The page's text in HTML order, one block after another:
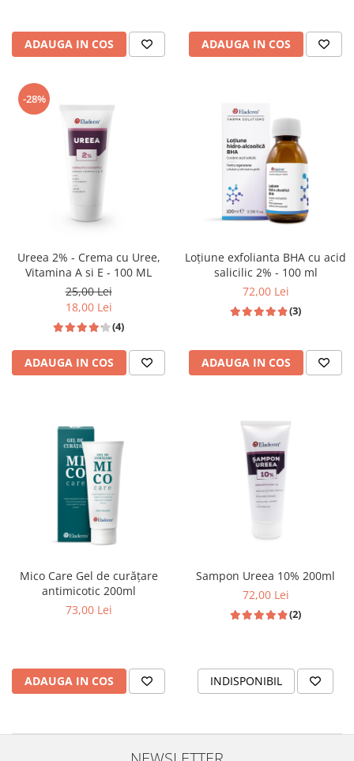
ADAUGA IN COS ADAUGA IN COS
-28%
Ureea 2% - Crema cu Uree,
Vitamina A si E - 100 ML
25,00 Lei
18,00 Lei
(4)
ADAUGA IN COS
Loțiune exfolianta BHA cu acid
salicilic 2% - 100 ml
72,00 Lei
(3)
ADAUGA IN COS
Mico Care Gel de curățare
antimicotic 200ml
73,00 Lei
ADAUGA IN COS
Sampon Ureea 10% 200ml
72,00 Lei
(2)
INDISPONIBIL